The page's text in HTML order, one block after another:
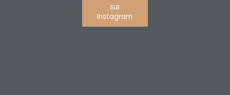
sur
Instagram